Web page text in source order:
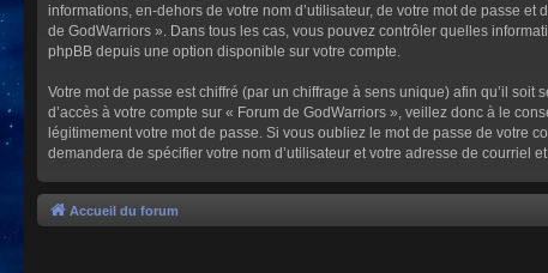
informations, en-dehors de votre nom d’utilisateur, de votre mot de passe
de GodWarriors ». Dans tous les cas, vous pouvez contrôler quelles
phpBB depuis une option disponible sur votre compte.
Votre mot de passe est chiffré (par un chiffrage à sens unique) afin qu’il
d’accès à votre compte sur « Forum de GodWarriors », veillez donc à le
légitimement votre mot de passe. Si vous oubliez le mot de passe de votre
demandera de spécifier votre nom d’utilisateur et votre adresse de courriel
Accueil du forum